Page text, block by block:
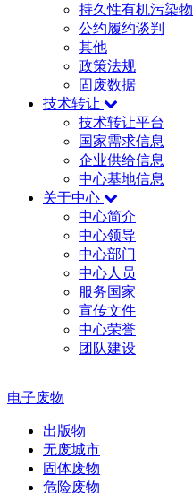
持久性有机污染物
公约履约谈判
其他
政策法规
固废数据
技术转让
技术转让平台
国家需求信息
企业供给信息
中心基地信息
关于中心
中心简介
中心领导
中心部门
中心人员
服务国家
宣传文件
中心荣誉
团队建设
电子废物
出版物
无废城市
固体废物
危险废物